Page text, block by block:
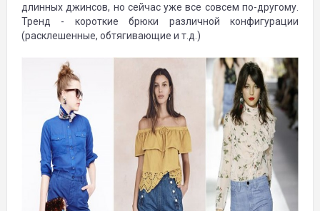
длинных джинсов, но сейчас уже все совсем по-другому.
Тренд - короткие брюки различной конфигурации
(расклешенные, обтягивающие и т.д.)